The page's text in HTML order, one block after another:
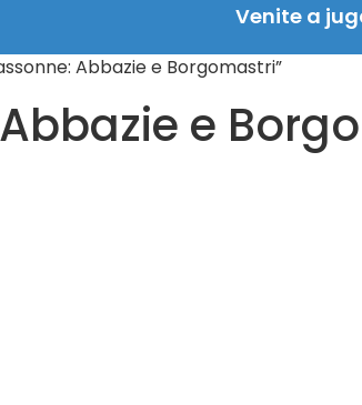
Venite a
Abbazie e Borgomastri”
e